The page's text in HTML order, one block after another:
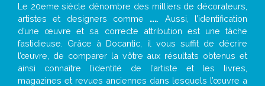
Le 20eme siècle dénombre des milliers de décorateurs,
artistes et designers comme ... . Aussi, l’identification
d’une œuvre et sa correcte attribution est une tâche
fastidieuse. Grâce à Docantic, il vous suffit de décrire
l’œuvre, de comparer la vôtre aux résultats obtenus et
ainsi connaître l’identité de l’artiste et les livres,
magazines et revues anciennes dans lesquels l’œuvre a